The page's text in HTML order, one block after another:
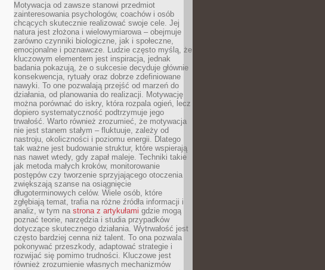
Motywacja od zawsze stanowi przedmiot
zainteresowania psychologów, coachów i osób
chcących skutecznie realizować swoje cele. Jej
natura jest złożona i wielowymiarowa – obejmuje
zarówno czynniki biologiczne, jak i społeczne,
emocjonalne i poznawcze. Ludzie często myślą, że
kluczowym elementem jest inspiracja, jednak
badania pokazują, że o sukcesie decyduje głównie
konsekwencja, rytuały oraz dobrze zdefiniowane
nawyki. To one pozwalają przejść od marzeń do
działania, od planowania do realizacji. Motywację
można porównać do iskry, która rozpala ogień, lecz
dopiero systematyczność podtrzymuje jego
trwałość. Warto również zrozumieć, że motywacja
nie jest stanem stałym – fluktuuje, zależy od
nastroju, okoliczności i poziomu energii. Dlatego
tak ważne jest budowanie struktur, które wspierają
nas nawet wtedy, gdy zapał maleje. Techniki takie
jak metoda małych kroków, monitorowanie
postępów czy tworzenie sprzyjającego otoczenia
zwiększają szanse na osiągnięcie
długoterminowych celów. Wiele osób, które
zgłębiają temat, trafia na różne źródła informacji i
analiz, w tym na strona z artykułami gdzie mogą
poznać teorie, narzędzia i studia przypadków
dotyczące skutecznego działania. Wytrwałość jest
często bardziej cenna niż talent. To ona pozwala
pokonywać przeszkody, adaptować strategie i
rozwijać się pomimo trudności. Kluczowe jest
również zrozumienie własnych mechanizmów